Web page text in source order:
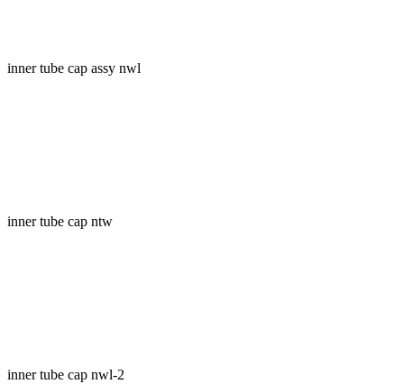
inner tube cap assy nwl
inner tube cap ntw
inner tube cap nwl-2